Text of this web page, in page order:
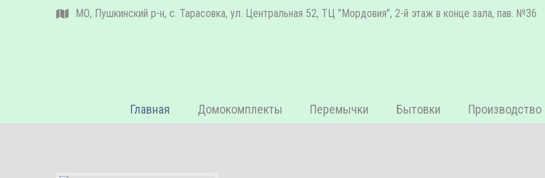
МО, Пушкинский р-н, с. Тарасовка, ул. Центральная 52, ТЦ "Мордовия", 2-й этаж в конце зала, пав. №36
Главная Домокомплекты Перемычки Бытовки Производство